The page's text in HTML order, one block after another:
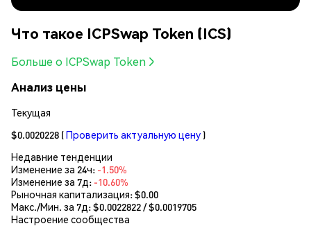
Что такое ICPSwap Token (ICS)
Больше о ICPSwap Token
Анализ цены
Текущая
$0.0020228 (Проверить актуальную цену )
Недавние тенденции
Изменение за 24ч: -1.50%
Изменение за 7д: -10.60%
Рыночная капитализация:$0.00
Макс./Мин. за 7д: $0.0022822/ $0.0019705
Настроение сообщества